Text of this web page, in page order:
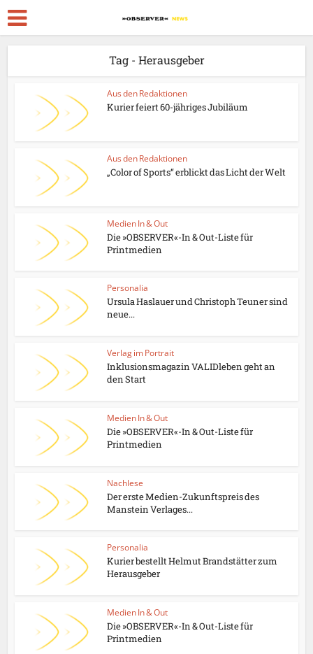
Tag - Herausgeber
Aus den Redaktionen
Kurier feiert 60-jähriges Jubiläum
Aus den Redaktionen
„Color of Sports“ erblickt das Licht der Welt
Medien In & Out
Die »OBSERVER«-In & Out-Liste für
Printmedien
Personalia
Ursula Haslauer und Christoph Teuner sind
neue...
Verlag im Portrait
Inklusionsmagazin VALIDleben geht an
den Start
Medien In & Out
Die »OBSERVER«-In & Out-Liste für
Printmedien
Nachlese
Der erste Medien-Zukunftspreis des
Manstein Verlages...
Personalia
Kurier bestellt Helmut Brandstätter zum
Herausgeber
Medien In & Out
Die »OBSERVER«-In & Out-Liste für
Printmedien